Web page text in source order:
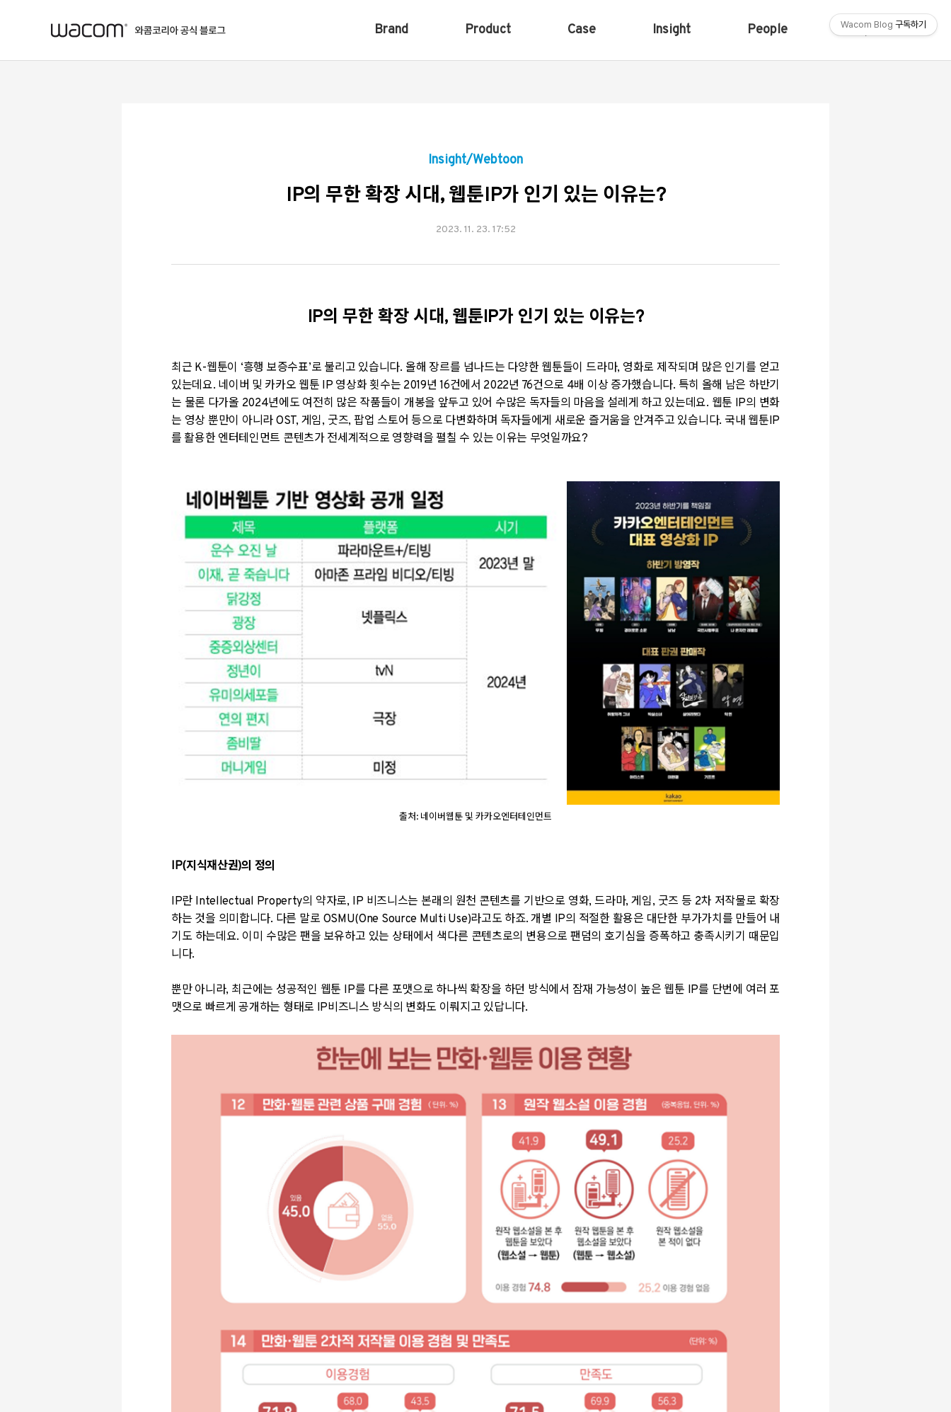
Brand Product Case Insight People Shop
Insight/Webtoon
IP의 무한 확장 시대, 웹툰IP가 인기 있는 이유는?
2023. 11. 23. 17:52
IP의 무한 확장 시대, 웹툰IP가인기 있는 이유는?
최근 K-웹툰이 ‘흥행 보증수표’로 불리고 있습니다. 올해 장르를 넘나드는 다양한 웹툰들이 드라마, 영화로 제작되며 많은 인기를 얻고
있는데요. 네이버 및 카카오 웹툰 IP 영상화 횟수는 2019년16건에서 2022년 76건으로 4배 이상 증가했습니다. 특히 올해 남은 하반기
는 물론 다가올 2024년에도 여전히 많은 작품들이 개봉을 앞두고 있어 수많은 독자들의 마음을 설레게 하고 있는데요. 웹툰 IP의 변화
는 영상 뿐만이 아니라OST, 게임, 굿즈, 팝업 스토어 등으로 다변화하며 독자들에게 새로운 즐거움을 안겨주고 있습니다. 국내 웹툰IP
를 활용한 엔터테인먼트 콘텐츠가 전세계적으로 영향력을 펼칠 수 있는 이유는 무엇일까요?
출처: 네이버웹툰 및 카카오엔터테인먼트
IP(지식재산권)의 정의
IP란 Intellectual Property의 약자로, IP 비즈니스는 본래의 원천 콘텐츠를 기반으로 영화,드라마,게임, 굿즈 등 2차 저작물로 확장
하는 것을 의미합니다. 다른 말로 OSMU(One Source Multi Use)라고도 하죠.개별 IP의 적절한 활용은 대단한 부가가치를 만들어 내
기도 하는데요. 이미 수많은 팬을 보유하고 있는 상태에서 색다른 콘텐츠로의 변용으로 팬덤의 호기심을 증폭하고 충족시키기 때문입
니다.
뿐만 아니라, 최근에는 성공적인 웹툰 IP를 다른 포맷으로 하나씩 확장을 하던 방식에서 잠재 가능성이 높은 웹툰 IP를 단번에 여러 포
맷으로 빠르게 공개하는 형태로 IP비즈니스 방식의 변화도 이뤄지고 있답니다.
Wacom Blog 구독하기